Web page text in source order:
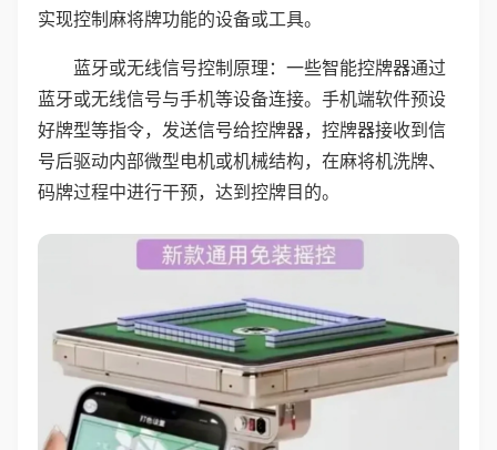
实现控制麻将牌功能的设备或工具。
蓝牙或无线信号控制原理：一些智能控牌器通过
蓝牙或无线信号与手机等设备连接。手机端软件预设
好牌型等指令，发送信号给控牌器，控牌器接收到信
号后驱动内部微型电机或机械结构，在麻将机洗牌、
码牌过程中进行干预，达到控牌目的。